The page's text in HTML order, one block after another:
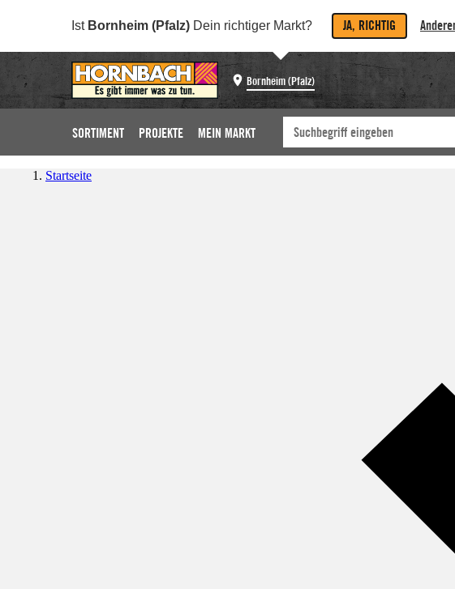
Ist Bornheim (Pfalz) Dein richtiger Markt? JA, RICHTIG
Bornheim (Pfalz)
SORTIMENT PROJEKTE MEIN MARKT
Startseite